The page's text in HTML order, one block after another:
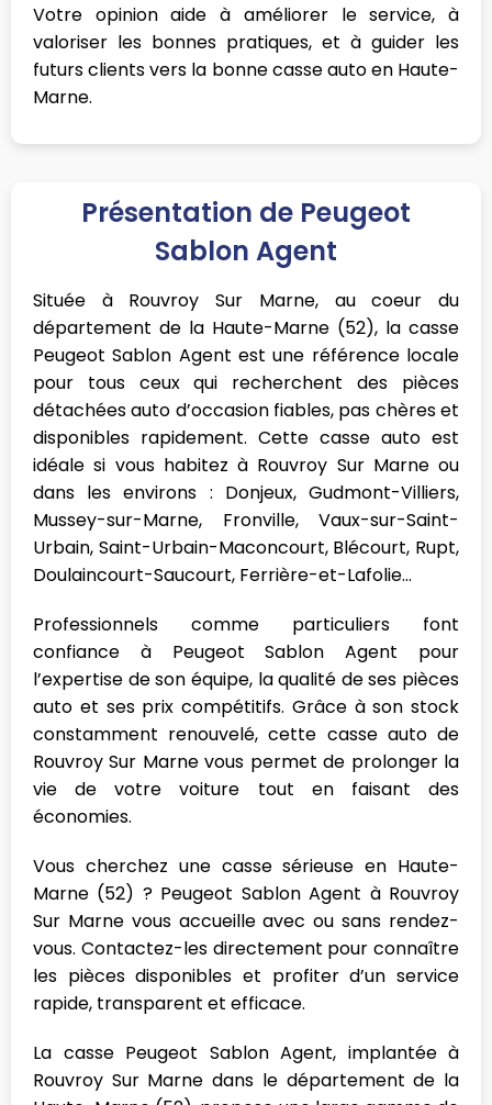
Votre opinion aide à améliorer le service, à
valoriser les bonnes pratiques, et à guider les
futurs clients vers la bonne casse auto en Haute-
Marne.
Présentation de Peugeot
Sablon Agent
Située à Rouvroy Sur Marne, au coeur du
département de la Haute-Marne (52), la casse
Peugeot Sablon Agent est une référence locale
pour tous ceux qui recherchent des pièces
détachées auto d’occasion fiables, pas chères et
disponibles rapidement. Cette casse auto est
idéale si vous habitez à Rouvroy Sur Marne ou
dans les environs : Donjeux, Gudmont-Villiers,
Mussey-sur-Marne, Fronville, Vaux-sur-Saint-
Urbain, Saint-Urbain-Maconcourt, Blécourt, Rupt,
Doulaincourt-Saucourt, Ferrière-et-Lafolie...
Professionnels comme particuliers font
confiance à Peugeot Sablon Agent pour
l’expertise de son équipe, la qualité de ses pièces
auto et ses prix compétitifs. Grâce à son stock
constamment renouvelé, cette casse auto de
Rouvroy Sur Marne vous permet de prolonger la
vie de votre voiture tout en faisant des
économies.
Vous cherchez une casse sérieuse en Haute-
Marne (52) ? Peugeot Sablon Agent à Rouvroy
Sur Marne vous accueille avec ou sans rendez-
vous. Contactez-les directement pour connaître
les pièces disponibles et profiter d’un service
rapide, transparent et efficace.
La casse Peugeot Sablon Agent, implantée à
Rouvroy Sur Marne dans le département de la